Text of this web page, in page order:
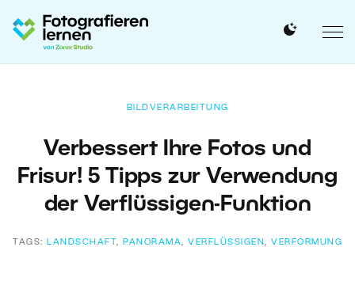
BILDVERARBEITUNG
Verbessert Ihre Fotos und
Frisur! 5 Tipps zur Verwendung
der Verflüssigen-Funktion
TAGS: LANDSCHAFT , PANORAMA, VERFLÜSSIGEN , VERFORMUNG